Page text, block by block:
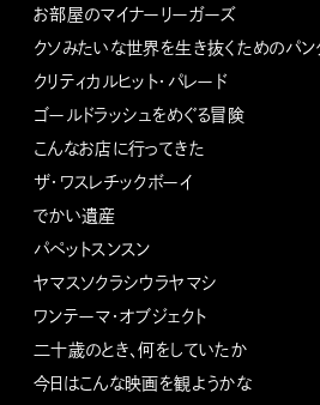
お部屋のマイナーリーガーズ
クソみたいな世界を生き抜くためのパ
クリティカルヒット・パレード
ゴールドラッシュをめぐる冒険
こんなお店に行ってきた
ザ・ワスレチックボーイ
でかい遺産
パペットスンスン
ヤマスソクラシウラヤマシ
ワンテーマ・オブジェクト
二十歳のとき、何をしていたか
今日はこんな映画を観ようかな